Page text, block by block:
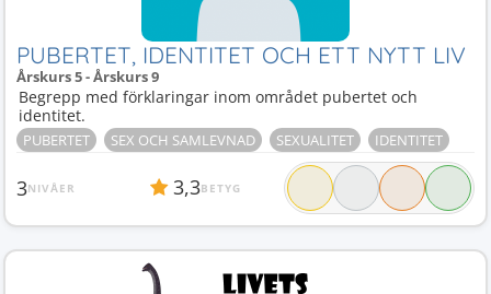
PUBERTET, IDENTITET OCH ETT NYTT LIV
Årskurs 5 - Årskurs 9
Begrepp med förklaringar inom området pubertet och
identitet.
PUBERTET SEX OCH SAMLEVNAD SEXUALITET IDENTITET
3NIVÅER 3,3BETYG